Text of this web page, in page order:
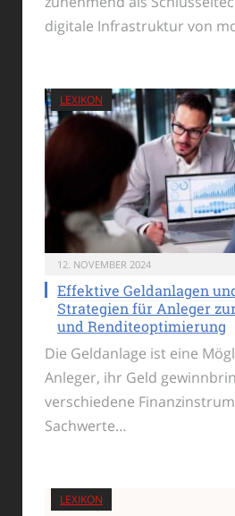
digitale Infrastruktur von
LEXIKON
12. NOVEMBER 2024
Effektive Geldanlagen
Strategien für Anleger
und Renditeoptimierung
Die Geldanlage ist eine
Anleger, ihr Geld
verschiedene
Sachwerte…
LEXIKON